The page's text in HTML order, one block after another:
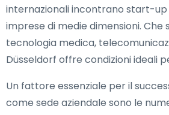
internazionali incontrano start-up
imprese di medie dimensioni. Che
tecnologia medica,
Düsseldorf offre condizioni ideali
Un fattore essenziale per il
come sede aziendale sono le